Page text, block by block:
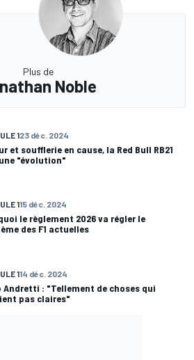
Plus de
Noble
123 déc. 2024
et soufflerie en cause, la Red Bull RB21
"évolution"
115 déc. 2024
le règlement 2026 va régler le
des F1 actuelles
114 déc. 2024
Andretti : "Tellement de choses qui
pas claires"